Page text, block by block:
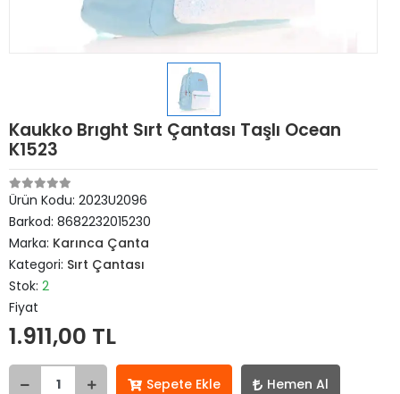
Kaukko Brıght Sırt Çantası Taşlı Ocean
K1523
Ürün Kodu: 2023U2096
Barkod: 8682232015230
Marka: Karınca Çanta
Kategori: Sırt Çantası
Stok: 2
Fiyat
1.911,00 TL
Sepete Ekle Hemen Al